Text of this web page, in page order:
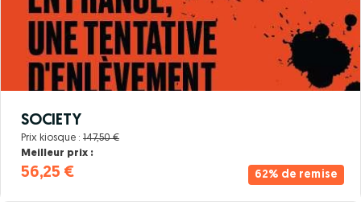
62% de remise
SOCIETY
Prix kiosque : 147,50 €
Meilleur prix :
56,25 €